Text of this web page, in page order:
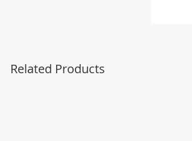
Related Products